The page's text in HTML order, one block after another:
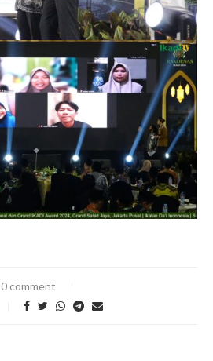
0 comment